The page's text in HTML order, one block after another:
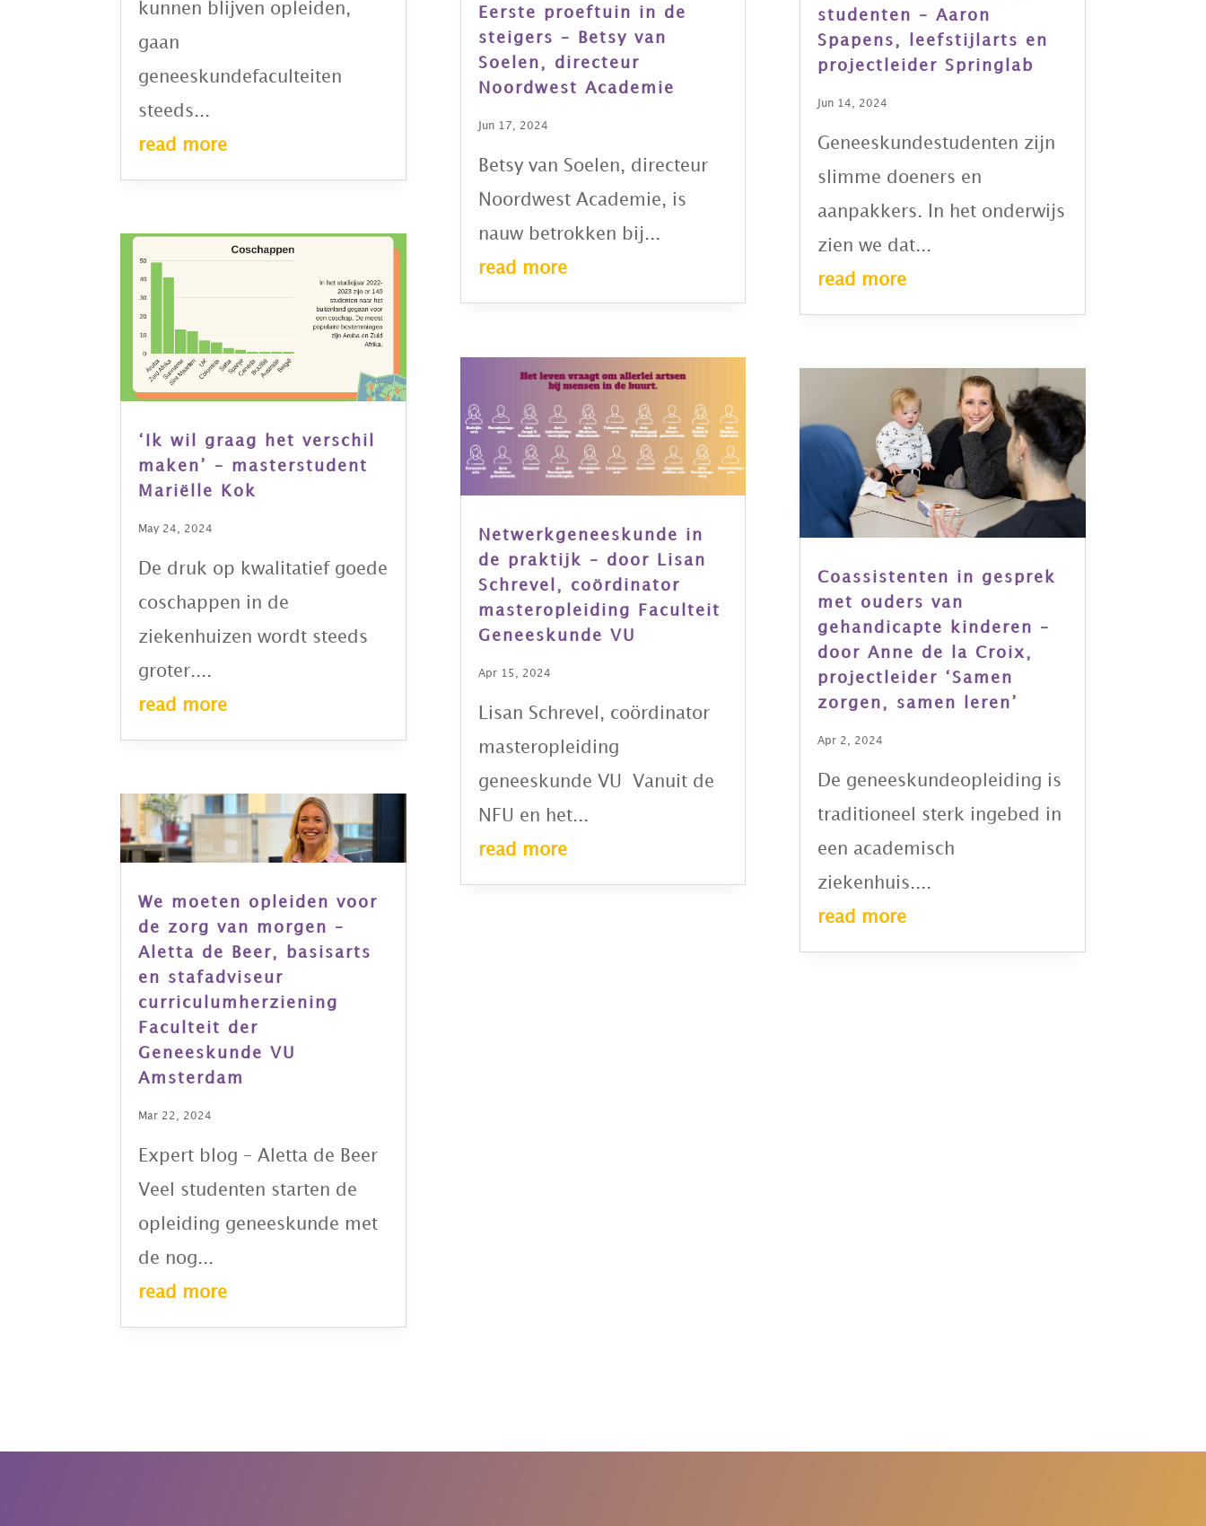
kunnen blijven opleiden,
gaan
geneeskundefaculteiten
steeds...
read more
‘Ik wil graag het verschil
maken’ – masterstudent
Mariëlle Kok
May 24, 2024
De druk op kwalitatief goede
coschappen in de
ziekenhuizen wordt steeds
groter....
read more
We moeten opleiden voor
de zorg van morgen –
Aletta de Beer, basisarts
en stafadviseur
curriculumherziening
Faculteit der
Geneeskunde VU
Amsterdam
Mar 22, 2024
Expert blog – Aletta de Beer
Veel studenten starten de
opleiding geneeskunde met
de nog...
read more
Eerste proeftuin in de
steigers – Betsy van
Soelen, directeur
Noordwest Academie
Jun 17, 2024
Betsy van Soelen, directeur
Noordwest Academie, is
nauw betrokken bij...
read more
Netwerkgeneeskunde in
de praktijk – door Lisan
Schrevel, coördinator
masteropleiding Faculteit
Geneeskunde VU
Apr 15, 2024
Lisan Schrevel, coördinator
masteropleiding
geneeskunde VU Vanuit de
NFU en het...
read more
studenten – Aaron
Spapens, leefstijlarts en
projectleider Springlab
Jun 14, 2024
Geneeskundestudenten zijn
slimme doeners en
aanpakkers. In het onderwijs
zien we dat...
read more
Coassistenten in gesprek
met ouders van
gehandicapte kinderen –
door Anne de la Croix,
projectleider ‘Samen
zorgen, samen leren’
Apr 2, 2024
De geneeskundeopleiding is
traditioneel sterk ingebed in
een academisch
ziekenhuis....
read more